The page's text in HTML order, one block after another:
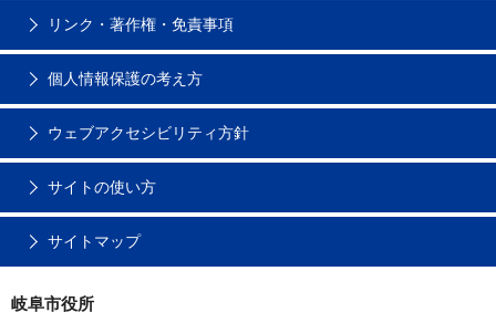
リンク・著作権・免責事項
個人情報保護の考え方
ウェブアクセシビリティ方針
サイトの使い方
サイトマップ
岐阜市役所